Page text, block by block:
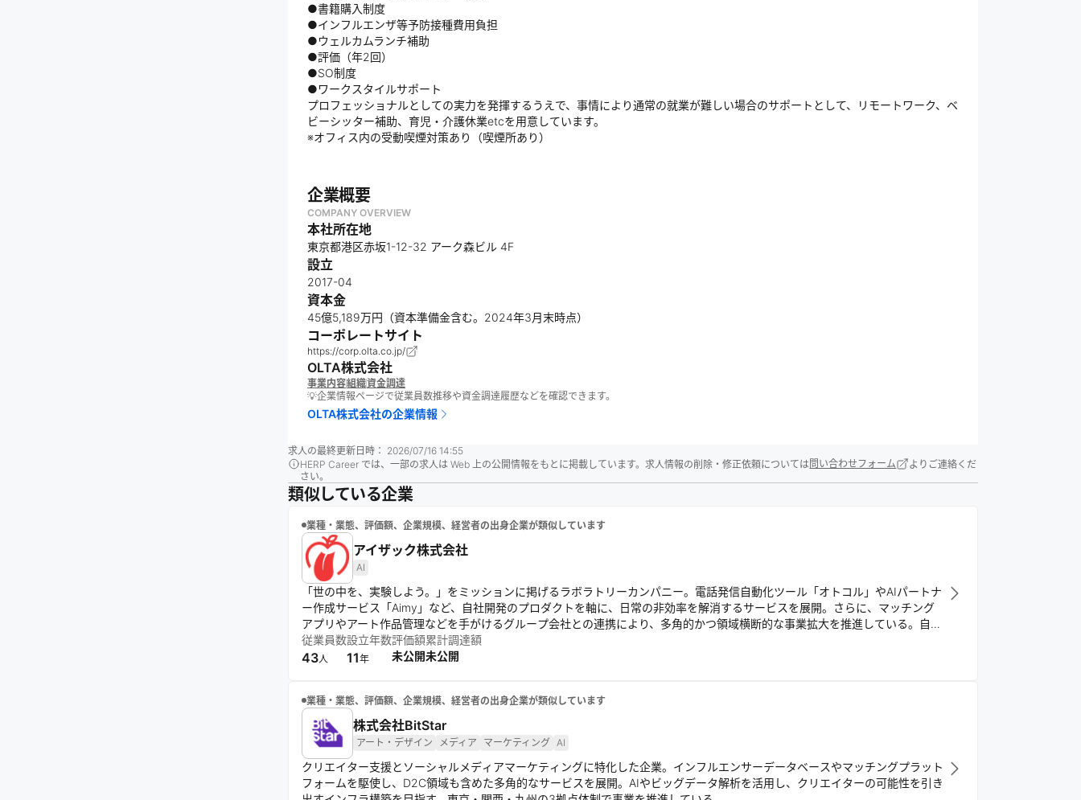
●書籍購入制度
●インフルエンザ等予防接種費用負担
●ウェルカムランチ補助
●評価（年2回）
●SO制度
●ワークスタイルサポート
プロフェッショナルとしての実力を発揮するうえで、事情により通常の就業が難しい場合のサポートとして、リモートワーク、ベ
ビーシッター補助、育児・介護休業etcを用意しています。
※オフィス内の受動喫煙対策あり（喫煙所あり）
企業概要
COMPANY OVERVIEW
本社所在地
東京都港区赤坂1-12-32 アーク森ビル 4F
設立
2017-04
資本金
45億5,189万円（資本準備金含む。2024年3月末時点）
コーポレートサイト
https://corp.olta.co.jp/
OLTA株式会社
事業内容組織資金調達
💡企業情報ページで従業員数推移や資金調達履歴などを確認できます。
OLTA株式会社の企業情報
求人の最終更新日時： 2026/07/16 14:55
HERP Career では、一部の求人は Web 上の公開情報をもとに掲載しています。求人情報の削除・修正依頼については問い合わせフォーム
よりご連絡くだ
さい。
類似している企業
業種・業態、評価額、企業規模、経営者の出身企業が類似しています
アイザック株式会社
AI
「世の中を、実験しよう。」をミッションに掲げるラボラトリーカンパニー。電話発信自動化ツール「オトコル」やAIパートナ
ー作成サービス「Aimy」など、自社開発のプロダクトを軸に、日常の非効率を解消するサービスを展開。さらに、マッチング
アプリやアート作品管理などを手がけるグループ会社との連携により、多角的かつ領域横断的な事業拡大を推進している。自己
資本100%の独立体制を活かしながら、「全ての挑戦者が、生涯働きたいと思える場所をつくる」というパーパスのもと、挑戦
し続ける環境づくりに取り組む。
従業員数
43人
設立年数
11年
評価額
未公開
累計調達額
未公開
業種・業態、評価額、企業規模、経営者の出身企業が類似しています
株式会社BitStar
アート・デザイン メディア マーケティング AI
クリエイター支援とソーシャルメディアマーケティングに特化した企業。インフルエンサーデータベースやマッチングプラット
フォームを駆使し、D2C領域も含めた多角的なサービスを展開。AIやビッグデータ解析を活用し、クリエイターの可能性を引き